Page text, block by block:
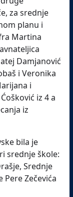
za srednje
planu i
Martina
Damjanović
i Veronika
i
iz 4 a
iz
bila je
srednje škole:
Srednje
Zečevića